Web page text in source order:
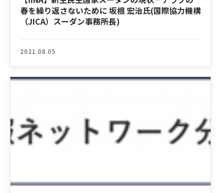
春を繰り返さないために 坂根 宏治氏(国際協力機構
（JICA）スーダン事務所長)
2021.08.05